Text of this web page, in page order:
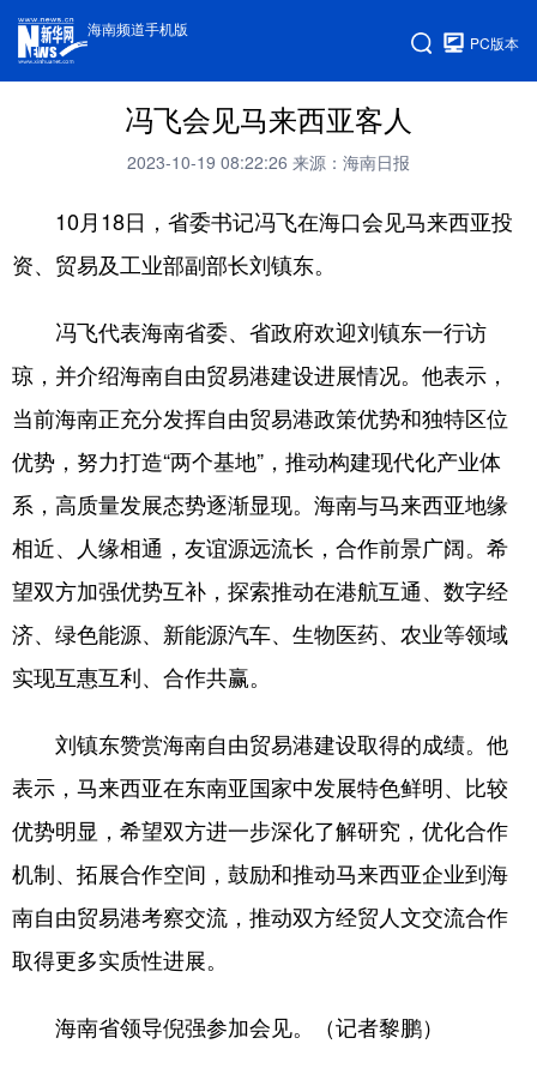
海南频道手机版
PC版本
冯飞会见马来西亚客人
2023-10-19 08:22:26 来源：海南日报
10月18日，省委书记冯飞在海口会见马来西亚投
资、贸易及工业部副部长刘镇东。
冯飞代表海南省委、省政府欢迎刘镇东一行访
琼，并介绍海南自由贸易港建设进展情况。他表示，
当前海南正充分发挥自由贸易港政策优势和独特区位
优势，努力打造“两个基地”，推动构建现代化产业体
系，高质量发展态势逐渐显现。海南与马来西亚地缘
相近、人缘相通，友谊源远流长，合作前景广阔。希
望双方加强优势互补，探索推动在港航互通、数字经
济、绿色能源、新能源汽车、生物医药、农业等领域
实现互惠互利、合作共赢。
刘镇东赞赏海南自由贸易港建设取得的成绩。他
表示，马来西亚在东南亚国家中发展特色鲜明、比较
优势明显，希望双方进一步深化了解研究，优化合作
机制、拓展合作空间，鼓励和推动马来西亚企业到海
南自由贸易港考察交流，推动双方经贸人文交流合作
取得更多实质性进展。
海南省领导倪强参加会见。（记者黎鹏）